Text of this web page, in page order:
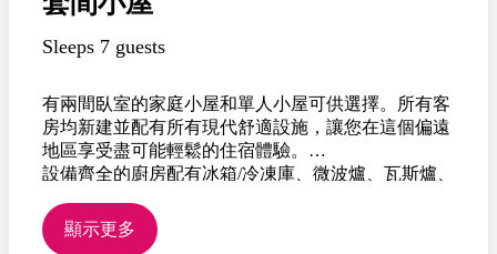
Sleeps 7 guests
有兩間臥室的家庭小屋和單人小屋可供選擇。所有客
房均新建並配有所有現代舒適設施，讓您在這個偏遠
地區享受盡可能輕鬆的住宿體驗。
設備齊全的廚房配有冰箱/冷凍庫、微波爐、瓦斯爐、
燒烤設施。
提供床單和毛巾，包括沐浴皂。
顯示更多